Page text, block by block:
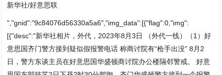
新华社/好意思联
","gnid":"9c84076d56330a5a6","img_data":[{"flag":0,"img":
[{"desc":"新华社相片，外代，2023年8月3日 （外代一线）（1）好
意思国齐门警方接到疑似假报警电话 称商讨院有“枪手出没” 8月2
日，警方东谈主员在好意思国华盛顿商讨院办公楼隔邻警戒。 好意